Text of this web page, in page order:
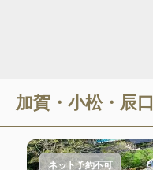
加賀・小松・辰口
ネット予約不可